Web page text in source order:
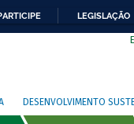
LEGISLAÇÃO
DESENVOLVIMENTO